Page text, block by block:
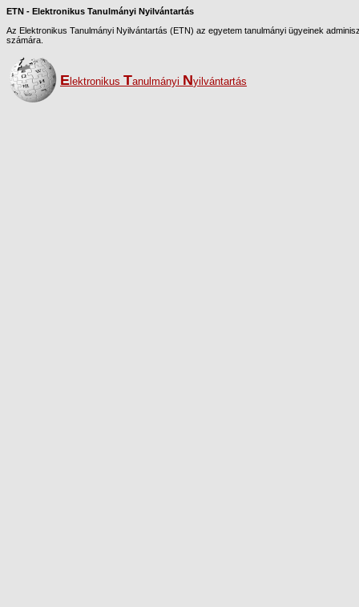
ETN - Elektronikus Tanulmányi Nyilvántartás
Az Elektronikus Tanulmányi Nyilvántartás (ETN) az egyetem tanulmányi ügyeinek
számára.
E lektronikus Tanulmányi Nyilvántartás